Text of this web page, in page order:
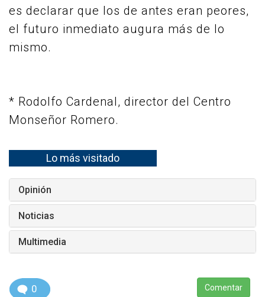
es declarar que los de antes eran peores,
el futuro inmediato augura más de lo
mismo.
* Rodolfo Cardenal, director del Centro
Monseñor Romero.
Lo más visitado
Opinión
Noticias
Multimedia
0 Comentar